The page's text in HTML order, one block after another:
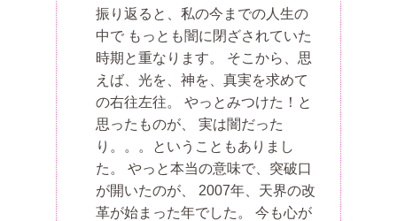
振り返ると、私の今までの人生の
中で もっとも闇に閉ざされていた
時期と重なります。 そこから、思
えば、光を、神を、真実を求めて
の右往左往。 やっとみつけた！と
思ったものが、 実は闇だった
り。。。ということもありまし
た。 やっと本当の意味で、突破口
が開いたのが、 2007年、天界の改
革が始まった年でした。 今も心が